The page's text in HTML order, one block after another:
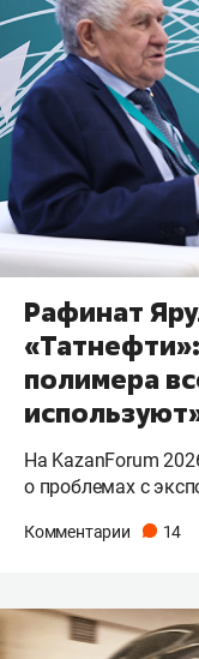
Рафинат
полимера
На KazanForum
о проблемах с
Комментарии 14